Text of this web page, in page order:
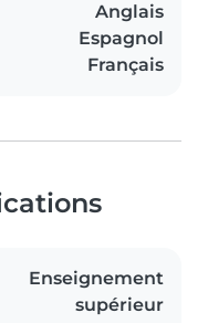
Anglais
Espagnol
Français
Enseignement
supérieur